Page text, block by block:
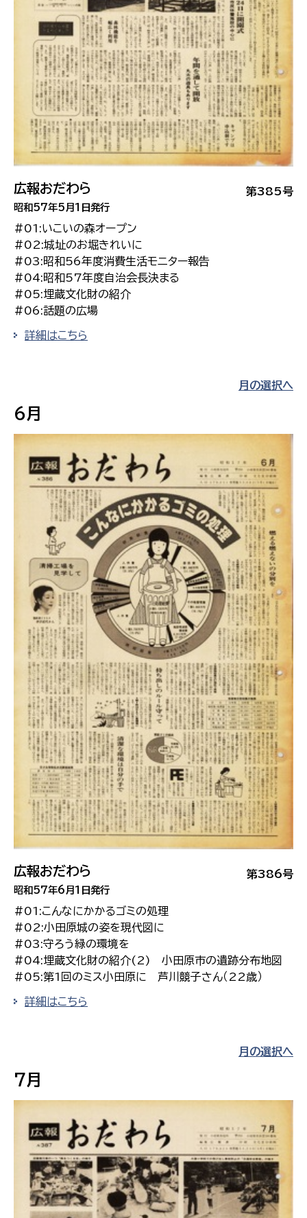
第385号
広報おだわら
昭和57年5月1日発行
#01:いこいの森オープン
#02:城址のお堀きれいに
#03:昭和56年度消費生活モニター報告
#04:昭和57年度自治会長決まる
#05:埋蔵文化財の紹介
#06:話題の広場
詳細はこちら
月の選択へ
6月
第386号
広報おだわら
昭和57年6月1日発行
#01:こんなにかかるゴミの処理
#02:小田原城の姿を現代図に
#03:守ろう緑の環境を
#04:埋蔵文化財の紹介(2) 小田原市の遺跡分布地図
#05:第1回のミス小田原に 芦川競子さん（22歳）
詳細はこちら
月の選択へ
7月